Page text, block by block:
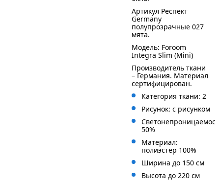
Артикул Респект
Germany
полупрозрачные 027
мята.
Модель: Foroom
Integra Slim (Mini)
Производитель ткани
– Германия. Материал
сертифицирован.
Категория ткани: 2
Рисунок: с рисунком
50%
Материал:
полиэстер 100%
Ширина до 150 см
Высота до 220 см